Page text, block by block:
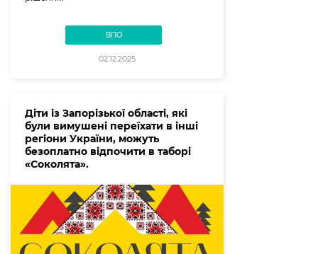
ВПО
02.12.2025
Діти із Запорізької області, які
були вимушені переїхати в інші
регіони України, можуть
безоплатно відпочити в таборі
«Соколята».